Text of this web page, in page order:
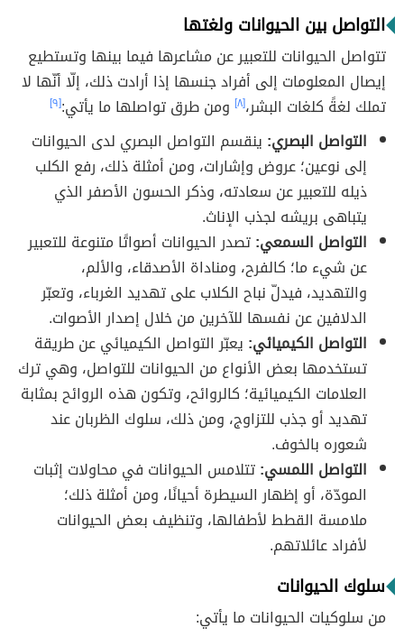
التواصل بين الحيوانات ولغتها
تتواصل الحيوانات للتعبير عن مشاعرها فيما بينها وتستطيع
إيصال المعلومات إلى أفراد جنسها إذا أرادت ذلك، إلّا أنّها لا
تملك لغةً كلغات البشر،[٨] ومن طرق تواصلها ما يأتي:[٩]
التواصل البصري: ينقسم التواصل البصري لدى الحيوانات
إلى نوعين؛ عروض وإشارات، ومن أمثلة ذلك، رفع الكلب
ذيله للتعبير عن سعادته، وذكر الحسون الأصفر الذي
يتباهى بريشه لجذب الإناث.
التواصل السمعي:تصدر الحيوانات أصواتًا متنوعة للتعبير
عن شيء ما؛ كالفرح، ومناداة الأصدقاء، والألم،
والتهديد، فيدلّ نباح الكلاب على تهديد الغرباء، وتعبّر
الدلافين عن نفسها للآخرين من خلال إصدار الأصوات.
التواصل الكيميائي: يعبّر التواصل الكيميائي عن طريقة
تستخدمها بعض الأنواع من الحيوانات للتواصل، وهي ترك
العلامات الكيميائية؛ كالروائح، وتكون هذه الروائح بمثابة
تهديد أو جذب للتزاوج، ومن ذلك، سلوك الظربان عند
شعوره بالخوف.
التواصل اللمسي:تتلامس الحيوانات في محاولات إثبات
المودّة، أو إظهار السيطرة أحيانًا، ومن أمثلة ذلك؛
ملامسة القطط لأطفالها، وتنظيف بعض الحيوانات
لأفراد عائلاتهم.
سلوك الحيوانات
من سلوكيات الحيوانات ما يأتي: